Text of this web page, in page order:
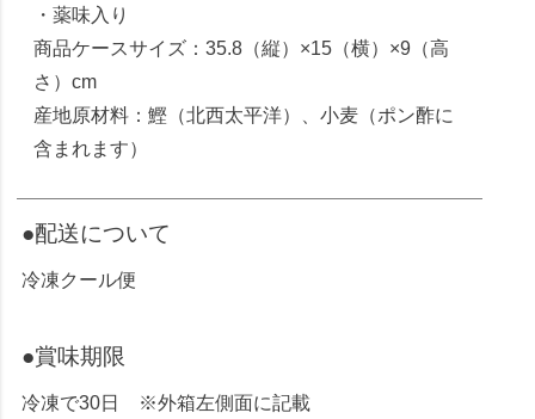
・薬味入り
商品ケースサイズ：35.8（縦）×15（横）×9（高
さ）cm
産地原材料：鰹（北西太平洋）、小麦（ポン酢に
含まれます）
●配送について
冷凍クール便
●賞味期限
冷凍で30日 ※外箱左側面に記載